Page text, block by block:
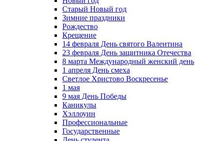
Старый Новый год
Зимние праздники
Рождество
Крещение
14 февраля День святого Валентина
23 февраля День защитника Отечества
8 марта Международный женский день
1 апреля День смеха
Светлое Христово Воскресенье
1 мая
9 мая День Победы
Каникулы
Хэллоуин
Профессиональные
Государственные